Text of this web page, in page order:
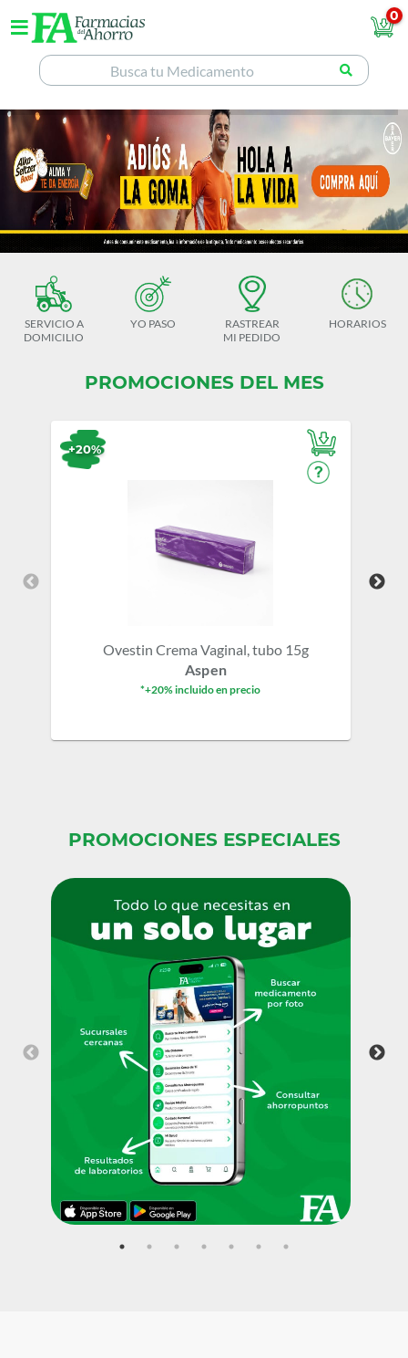
0
SERVICIO A
DOMICILIO
YO PASO
RASTREAR
MI PEDIDO
HORARIOS
PROMOCIONES DEL MES
+20%
Ovestin Crema Vaginal, tubo 15g
Aspen
*+20% incluido en precio
PROMOCIONES ESPECIALES